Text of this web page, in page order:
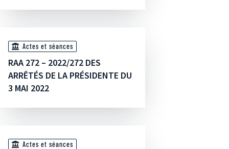
Actes et séances
RAA 272 – 2022/272 DES
ARRÊTÉS DE LA PRÉSIDENTE DU
3 MAI 2022
Actes et séances